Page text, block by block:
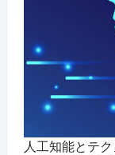
人工知能とテ